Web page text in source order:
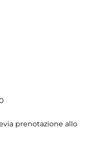
prenotazione allo